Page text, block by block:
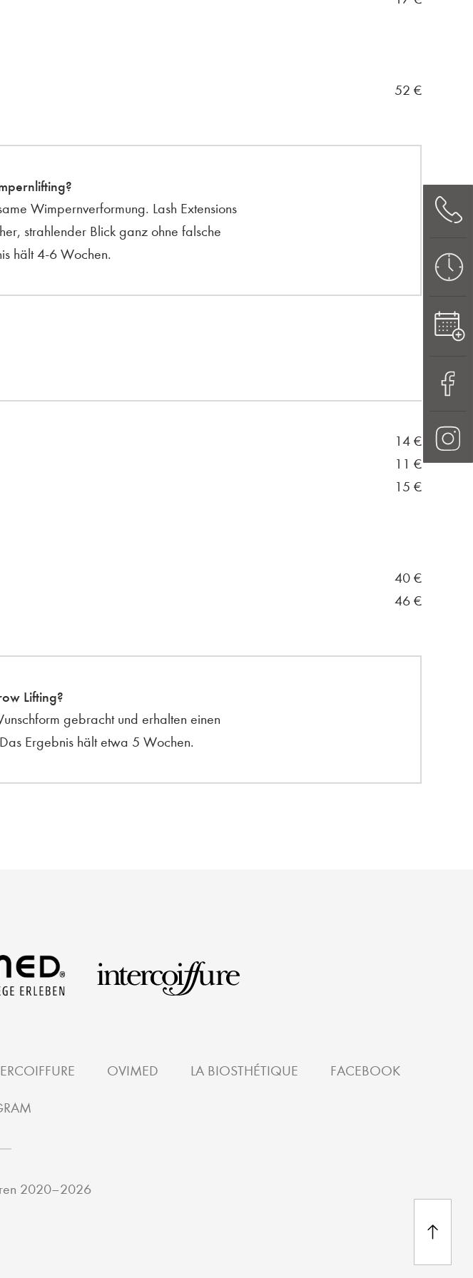
52 €
Wimpernverformung. Lash Extensions
strahlender Blick ganz ohne falsche
hält 4-6 Wochen.
14 €
11 €
15 €
40 €
46 €
Lifting?
gebracht und erhalten einen
Ergebnis hält etwa 5 Wochen.
OVIMED LA BIOSTHÉTIQUE FACEBOOK
2020–2026